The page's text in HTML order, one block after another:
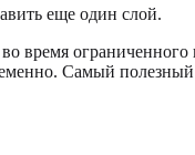
еще один слой.
ограниченного
Самый